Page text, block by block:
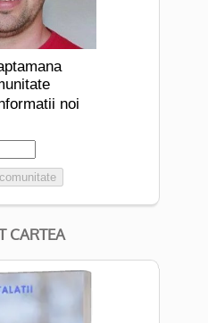
noi
CARTEA